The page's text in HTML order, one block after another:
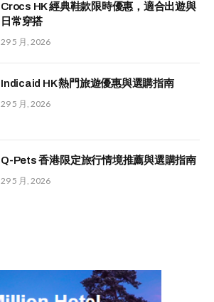
Crocs HK 經典鞋款限時優惠，適合出遊與
日常穿搭
29 5 月, 2026
Indicaid HK 熱門旅遊優惠與選購指南
29 5 月, 2026
Q-Pets 香港限定旅行情境推薦與選購指南
29 5 月, 2026